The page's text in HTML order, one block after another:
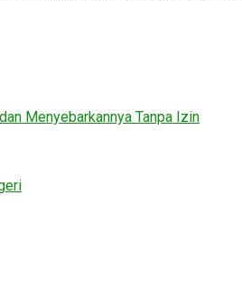
Menyebarkannya Tanpa Izin